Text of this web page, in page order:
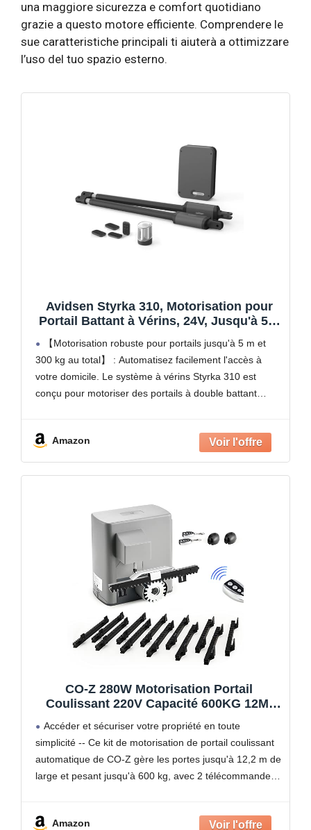
una maggiore sicurezza e comfort quotidiano
grazie a questo motore efficiente. Comprendere le
sue caratteristiche principali ti aiuterà a ottimizzare
l’uso del tuo spazio esterno.
Avidsen Styrka 310, Motorisation pour
Portail Battant à Vérins, 24V, Jusqu'à 5m
et 300kg au total, Automatisme de Portail
Électrique, Arrêt sur Obstacle, 4
Télécommandes
【Motorisation robuste pour portails jusqu'à 5 m et
300 kg au total】 : Automatisez facilement l'accès à
votre domicile. Le système à vérins Styrka 310 est
conçu pour motoriser des portails à double battant
Amazon
CO-Z 280W Motorisation Portail
Coulissant 220V Capacité 600KG 12M,
Automatique avec 2 Télécommandes, 4m
Crémaillères, Capteurs Infrarouges
Accéder et sécuriser votre propriété en toute
simplicité -- Ce kit de motorisation de portail coulissant
automatique de CO-Z gère les portes jusqu'à 12,2 m de
large et pesant jusqu'à 600 kg, avec 2 télécommandes
Amazon